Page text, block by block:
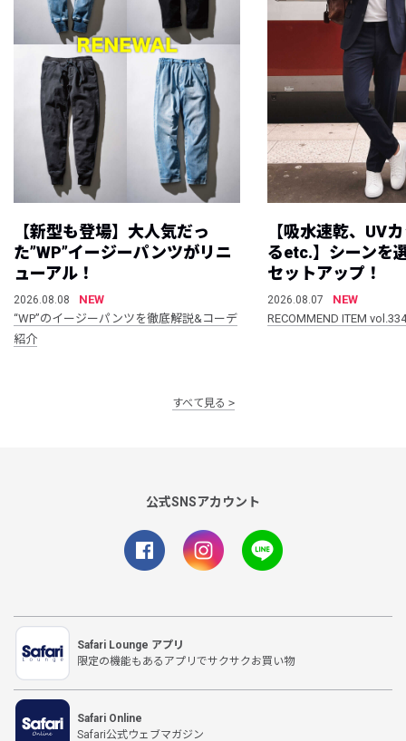
【新型も登場】大人気だっ
た”WP”イージーパンツがリニ
ューアル！
2026.08.08
NEW
“WP”のイージーパンツを徹底解説&コーデ
紹介
【吸水速乾、UV
るetc.】シーンを
セットアップ！
2026.08.07
NEW
RECOMMEND ITEM vol.334
すべて見る
公式SNSアカウント
Safari Lounge アプリ
限定の機能もあるアプリでサクサクお買い物
Safari Online
Safari公式ウェブマガジン